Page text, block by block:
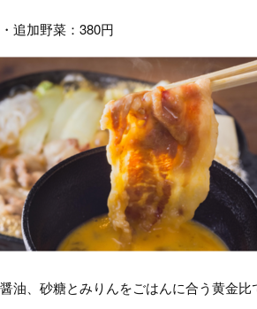
・追加野菜：380円
醤油、砂糖とみりんをごはんに合う黄金